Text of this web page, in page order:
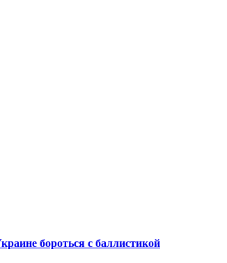
бороться с баллистикой